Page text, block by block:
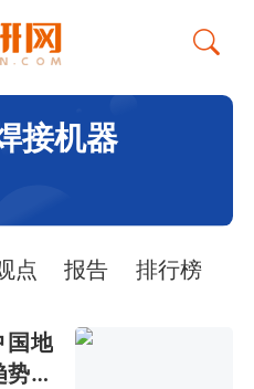
接机器
点 报告 排行榜
地
分